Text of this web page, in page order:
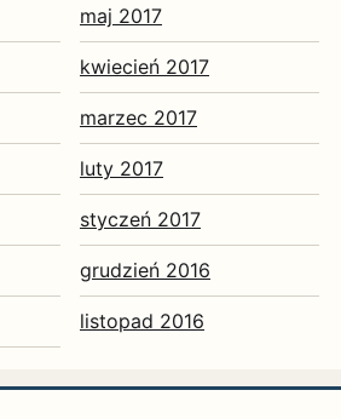
maj 2017
kwiecień 2017
marzec 2017
luty 2017
styczeń 2017
grudzień 2016
listopad 2016